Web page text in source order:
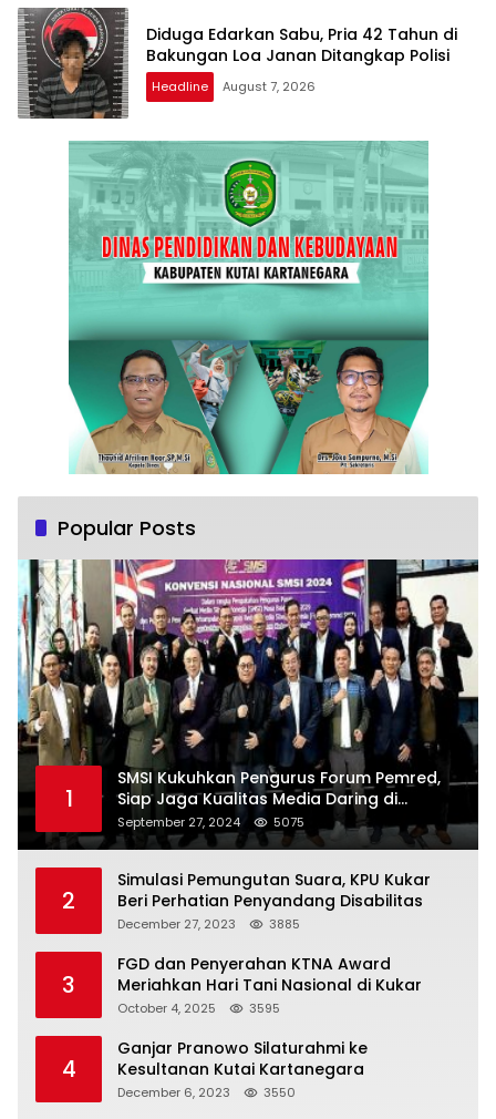
Diduga Edarkan Sabu, Pria 42 Tahun di
Bakungan Loa Janan Ditangkap Polisi
Headline August 7, 2026
Popular Posts
1
SMSI Kukuhkan Pengurus Forum Pemred,
Siap Jaga Kualitas Media Daring di
Indonesia
September 27, 2024 5075
2
Simulasi Pemungutan Suara, KPU Kukar
Beri Perhatian Penyandang Disabilitas
December 27, 2023 3885
3
FGD dan Penyerahan KTNA Award
Meriahkan Hari Tani Nasional di Kukar
October 4, 2025 3595
4
Ganjar Pranowo Silaturahmi ke
Kesultanan Kutai Kartanegara
December 6, 2023 3550